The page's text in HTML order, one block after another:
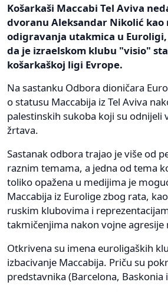
Košarkaši Maccabi Tel Aviva
dvoranu Aleksandar Nikolić kao
odigravanja utakmica u
da je izraelskom klubu "visio"
košarkaškoj ligi Evrope.
Na sastanku Odbora dioničara
o statusu Maccabija iz Tel Aviva
palestinskih sukoba koji su odnijeli
žrtava.
Sastanak odbora trajao je više od
raznim temama, a jedna od tema
toliko opažena u medijima je
Maccabija iz Eurolige zbog rata,
ruskim klubovima i
takmičenjima nakon vojne agresije
Otkrivena su imena euroligaških
izbacivanje Maccabija. Priču su
predstavnika (Barcelona, Baskonia